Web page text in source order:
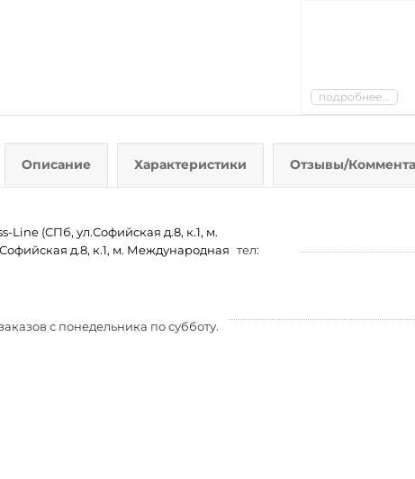
подробнее...
Описание Характеристики Отзывы/
Line (СПб, ул.Софийская д.8, к.1, м.
д.8, к.1, м. Международная тел:
с понедельника по субботу.